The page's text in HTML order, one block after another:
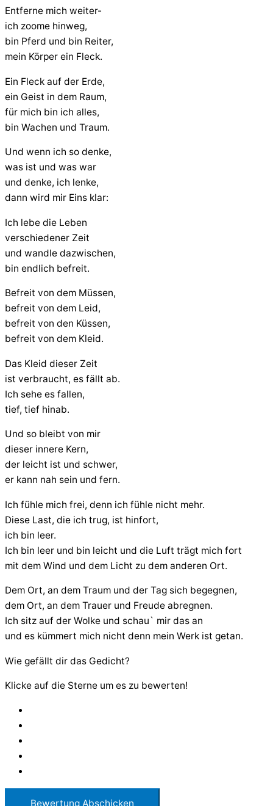
Entferne mich weiter-
ich zoome hinweg,
bin Pferd und bin Reiter,
mein Körper ein Fleck.
Ein Fleck auf der Erde,
ein Geist in dem Raum,
für mich bin ich alles,
bin Wachen und Traum.
Und wenn ich so denke,
was ist und was war
und denke, ich lenke,
dann wird mir Eins klar:
Ich lebe die Leben
verschiedener Zeit
und wandle dazwischen,
bin endlich befreit.
Befreit von dem Müssen,
befreit von dem Leid,
befreit von den Küssen,
befreit von dem Kleid.
Das Kleid dieser Zeit
ist verbraucht, es fällt ab.
Ich sehe es fallen,
tief, tief hinab.
Und so bleibt von mir
dieser innere Kern,
der leicht ist und schwer,
er kann nah sein und fern.
Ich fühle mich frei, denn ich fühle nicht mehr.
Diese Last, die ich trug, ist hinfort,
ich bin leer.
Ich bin leer und bin leicht und die Luft trägt mich fort
mit dem Wind und dem Licht zu dem anderen Ort.
Dem Ort, an dem Traum und der Tag sich begegnen,
dem Ort, an dem Trauer und Freude abregnen.
Ich sitz auf der Wolke und schau` mir das an
und es kümmert mich nicht denn mein Werk ist getan.
Wie gefällt dir das Gedicht?
Klicke auf die Sterne um es zu bewerten!
Bewertung Abschicken